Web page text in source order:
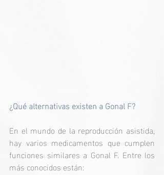
¿Qué alternativas existen a Gonal F?
En el mundo de la reproducción asistida,
hay varios medicamentos que cumplen
funciones similares a Gonal F. Entre los
más conocidos están: